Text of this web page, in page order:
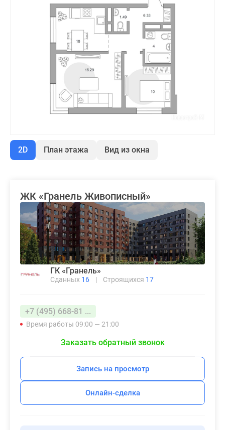
2D План этажа Вид из окна
ЖК «Гранель Живописный»
ГК «Гранель»
Сданных 16 | Строящихся 17
+7 (495) 668-81 ...
Время работы 09:00 — 21:00
Заказать обратный звонок
Запись на просмотр
Онлайн-сделка